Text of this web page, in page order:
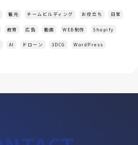
観光 チームビルディング お役立ち 日常
教育 広告 動画 WEB制作 Shopify
AI ドローン 3DCG WordPress